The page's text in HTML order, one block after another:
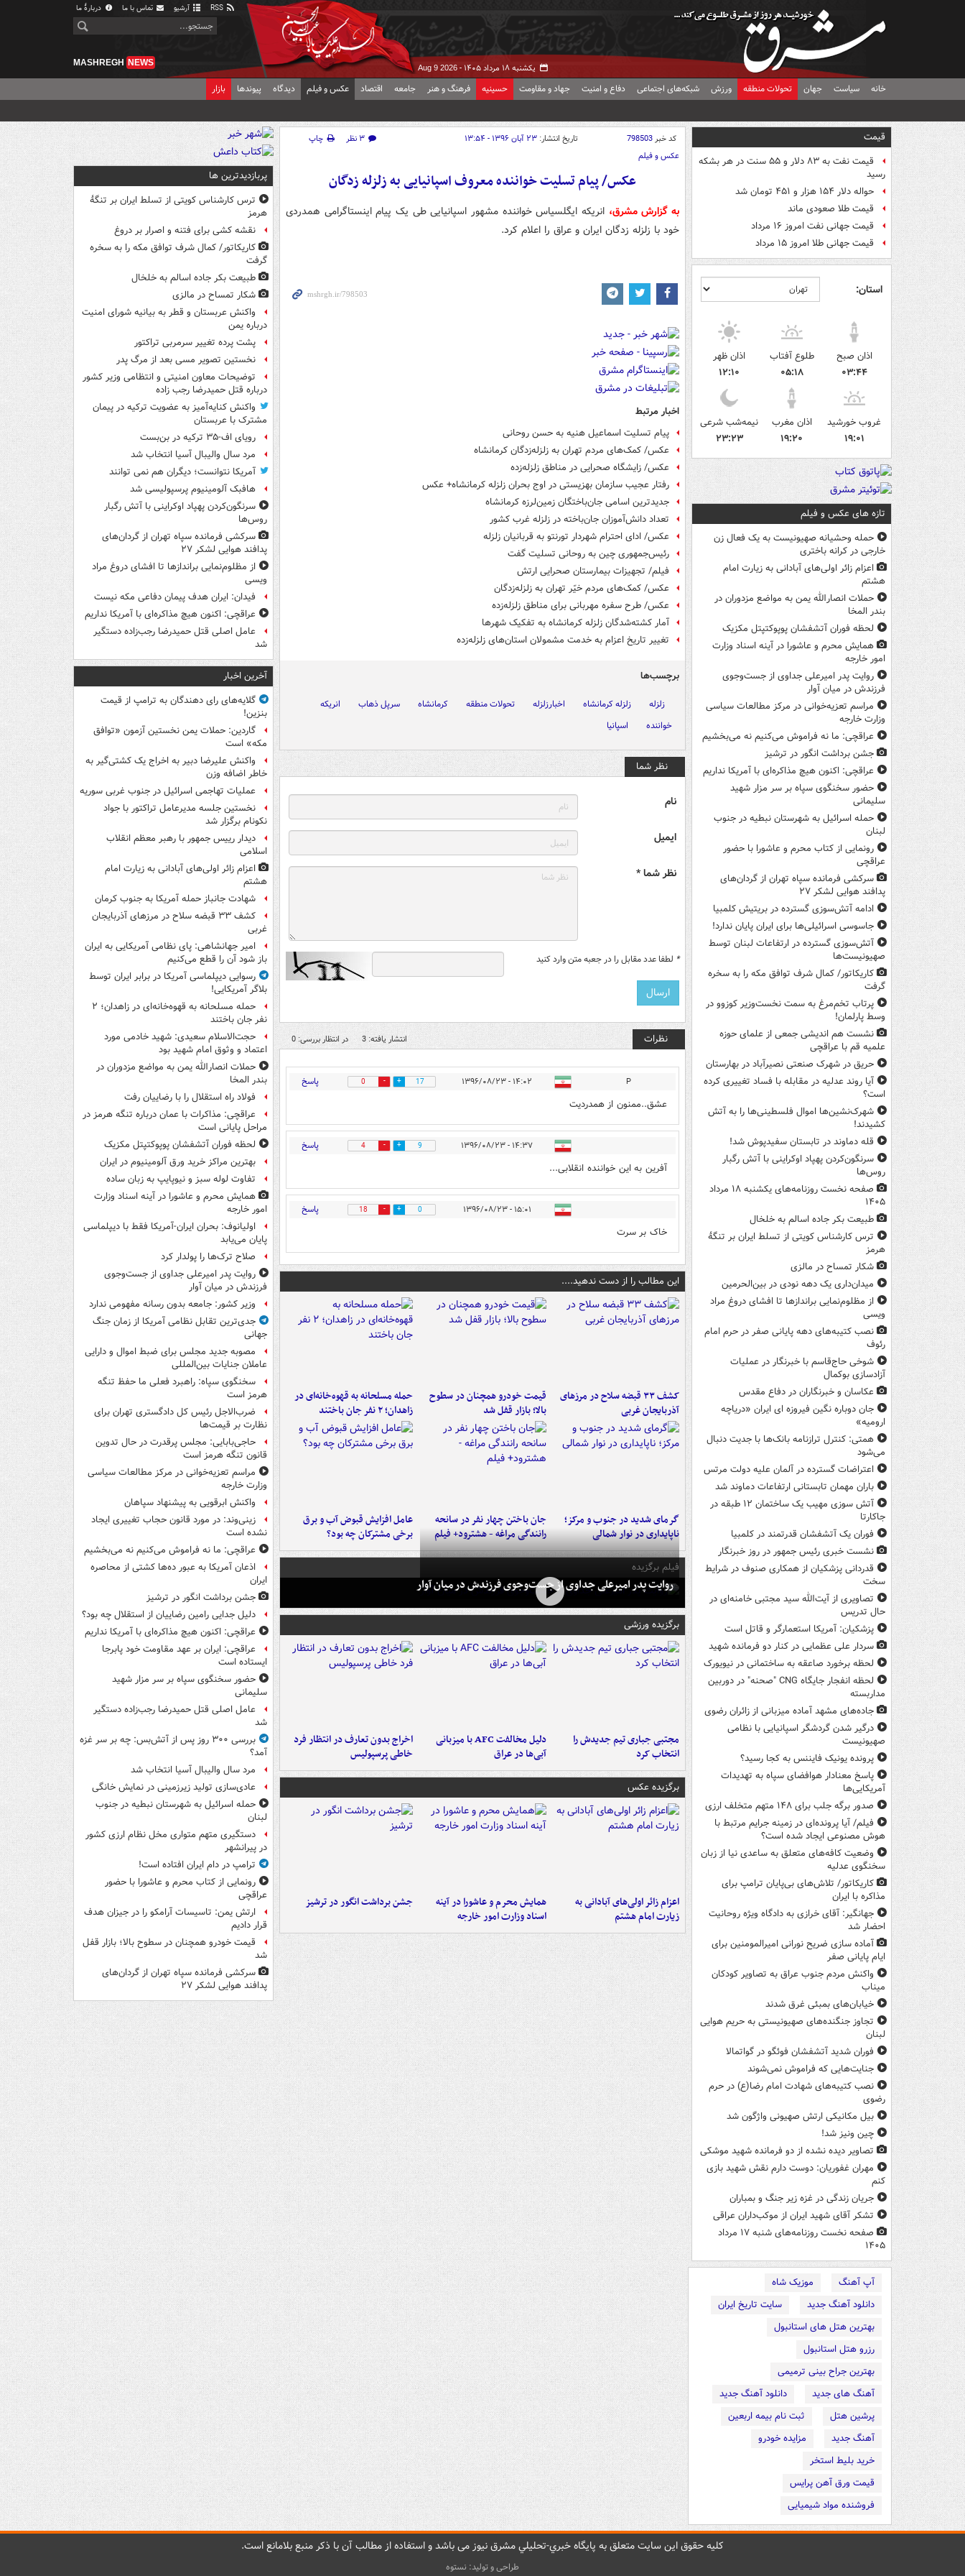
آرشیو تماس با ما دربارهٔ ما
یکشنبه ۱۸ مرداد ۱۴۰۵ - Aug 9 2026
MASHREGH NEWS
خانه سیاست جهان تحولات منطقه ورزش شبکه‌های اجتماعی دفاع و امنیت جهاد و مقاومت حسینیه فرهنگ و هنر جامعه اقتصاد عکس و فیلم دیدگاه پیوندها بازار
قیمت
قیمت نفت به ۸۳ دلار و ۵۵ سنت در هر بشکه
رسید
حواله دلار ۱۵۴ هزار و ۴۵۱ تومان شد
قیمت طلا صعودی ماند
قیمت جهانی نفت امروز ۱۶ مرداد
قیمت جهانی طلا امروز ۱۵ مرداد
استان:
اذان صبح
۰۳:۴۴
طلوع آفتاب
۰۵:۱۸
اذان ظهر
۱۲:۱۰
غروب خورشید
۱۹:۰۱
اذان مغرب
۱۹:۲۰
نیمه‌شب شرعی
۲۳:۲۳
تازه های عکس و فیلم
حمله وحشیانه صهیونیست به یک فعال زن
خارجی در کرانه باختری
اعزام زائر اولی‌های آبادانی به زیارت امام
هشتم
حملات انصارالله یمن به مواضع مزدوران در
بندر المخا
لحظه فوران آتشفشان پوپوکتپتل مکزیک
همایش محرم و عاشورا در آینه اسناد وزارت
امور خارجه
روایت پدر امیرعلی جداوی از جست‌وجوی
فرزندش در میان آوار
مراسم تعزیه‌خوانی در مرکز مطالعات سیاسی
وزارت خارجه
عراقچی: ما نه فراموش می‌کنیم نه می‌بخشیم
جشن برداشت انگور در ترشیز
عراقچی: اکنون هیچ مذاکره‌ای با آمریکا نداریم
حضور سخنگوی سپاه بر سر مزار شهید
سلیمانی
حمله اسرائیل به شهرستان نبطیه در جنوب
لبنان
رونمایی از کتاب محرم و عاشورا با حضور
عراقچی
سرکشی فرمانده سپاه تهران از گردان‌های
پدافند هوایی لشکر ۲۷
ادامه آتش‌سوزی گسترده در بریتیش کلمبیا
جاسوسی اسرائیلی‌ها برای ایران پایان ندارد!
آتش‌سوزی گسترده در ارتفاعات لبنان توسط
صهیونیست‌ها
کاریکاتور/ کمال شرف توافق مکه را به سخره
گرفت
پرتاب تخم‌مرغ به سمت نخست‌وزیر کوزوو در
وسط پارلمان!
نشست هم اندیشی جمعی از علمای حوزه
علمیه قم با عراقچی
حریق در شهرک صنعتی نصیرآباد در بهارستان
آیا روند عدلیه در مقابله با فساد تغییری کرده
است؟
شهرک‌نشین‌ها اموال فلسطینی‌ها را به آتش
کشیدند!
قله دماوند در تابستان سفیدپوش شد!
سرنگون‌کردن پهپاد اوکراینی با آتش رگبار
روس‌ها
صفحه نخست روزنامه‌های یکشنبه ۱۸ مرداد
۱۴۰۵
طبیعت بکر جاده اسالم به خلخال
ترس کارشناس کویتی از تسلط ایران بر تنگۀ
هرمز
شکار تمساح در مالزی
میدان‌داری یک دهه نودی در بین‌الحرمین
از مظلوم‌نمایی براندازها تا افشای دروغ مراد
ویسی
نصب کتیبه‌های دهه پایانی صفر در حرم امام
رئوف
شوخی حاج‌قاسم با خبرنگار در عملیات
آزادسازی بوکمال
عکاسان و خبرنگاران در دفاع مقدس
جان دوباره نگین فیروزه ای ایران «دریاچه
ارومیه»
همتی: کنترل ترازنامه بانک‌ها با جدیت دنبال
می‌شود
اعتراضات گسترده در آلمان علیه دولت مرتس
باران مهمان تابستانی ارتفاعات دماوند شد
آتش سوزی مهیب یک ساختمان ۱۲ طبقه در
جاکارتا
فوران یک آتشفشان قدرتمند در کلمبیا
نشست خبری رئیس جمهور در روز خبرنگار
قدردانی پزشکیان از همکاری صنوف در شرایط
سخت
تصاویری از آیت‌الله سید مجتبی خامنه‌ای در
حال تدریس
پزشکیان: آمریکا استعمارگر و قاتل است
سردار علی عظمایی در کنار دو فرمانده شهید
لحظه برخورد صاعقه به ساختمانی در نیویورک
لحظه انفجار جایگاه CNG "صحنه" در دوربین
مداربسته
جاده‌های مشهد آماده میزبانی از زائران رضوی
درگیر شدن گردشگر اسپانیایی با نظامی
صهیونیست
پرونده یونیک فایننس به کجا رسید؟
پاسخ معنادار هوافضای سپاه به تهدیدات
آمریکایی‌ها
صدور برگه جلب برای ۱۴۸ متهم متخلف ارزی
فیلم/ آیا پرونده‌ای در زمینه جرایم مرتبط با
هوش مصنوعی ایجاد شده است؟
وضعیت کافه‌های متعلق به ساعدی نیا از زبان
سخنگوی عدلیه
کاریکاتور/ تلاش‌های بی‌پایان ترامپ برای
مذاکره با ایران
جهانگیر: آقای خرازی به دادگاه ویژه روحانیت
احضار شد
آماده سازی ضریح نورانی امیرالمومنین برای
ایام پایانی صفر
واکنش مردم جنوب عراق به تصاویر کودکان
میناب
خیابان‌های بمبئی غرق شدند
تجاوز جنگنده‌های صهیونیستی به حریم هوایی
لبنان
فوران شدید آتشفشان فوئگو در گواتمالا
جنایت‌هایی که فراموش نمی‌شوند
نصب کتیبه‌های شهادت امام رضا(ع) در حرم
رضوی
بیل مکانیکی ارتش صهیونی واژگون شد
چین ونیز شد!
تصاویر دیده‌ نشده از دو فرمانده شهید موشکی
مهران غفوریان: دوست دارم نقش شهید بازی
کنم
جریان زندگی در غزه زیر جنگ و بمباران
تشکر آقای شهید ایران از موکب‌داران عراقی
صفحه نخست روزنامه‌های شنبه ۱۷ مرداد
۱۴۰۵
آپ آهنگ
موزیک شاه
دانلود آهنگ جدید
سایت تاریخ ایران
بهترین هتل های استانبول
رزرو هتل استانبول
بهترین جراح بینی ترمیمی
آهنگ های جدید
دانلود آهنگ جدید
پرشین هتل
ثبت نام بیمه اربعین
آهنگ جدید
مزایده خودرو
خرید بلیط استخر
قیمت ورق آهن پرایس
فروشنده مواد شیمیایی
کد خبر798503 تاریخ انتشار: ۲۳ آبان ۱۳۹۶ - ۱۳:۵۴ ۳ نظر
چاپ
عکس و فیلم
عکس/ پیام تسلیت خواننده معروف اسپانیایی به زلزله زدگان
به گزارش مشرق، انریکه ایگلسیاس خواننده مشهور اسپانیایی طی یک پیام اینستاگرامی همدردی
خود با زلزله زدگان ایران و عراق را اعلام کرد.
اخبار مرتبط
پیام تسلیت اسماعیل هنیه به حسن روحانی
عکس/ کمک‌های مردم تهران به زلزله‌زدگان کرمانشاه
عکس/ زایشگاه صحرایی در مناطق زلزله‌زده
رفتار عجیب سازمان بهزیستی در اوج بحران زلزله کرمانشاه+ عکس
جدیدترین اسامی جان‌باختگان زمین‌لرزه کرمانشاه
تعداد دانش‌آموزان جان‌باخته در زلزله غرب کشور
عکس/ ادای احترام شهردار تورنتو به قربانیان زلزله
رئیس‌جمهوری چین به روحانی تسلیت گفت
فیلم/ تجهیزات بیمارستان صحرایی ارتش
عکس/ کمک‌های مردم خیّر تهران به زلزله‌زدگان
عکس/ طرح سفره مهربانی برای مناطق زلزله‌زده
آمار کشته‌شدگان زلزله کرمانشاه به تفکیک شهرها
تغییر تاریخ اعزام به خدمت مشمولان استان‌های زلزله‌زده
برچسب‌ها
زلزله زلزله کرمانشاه اخبارزلزله تحولات منطقه کرمانشاه سرپل ذهاب
انریکه
خواننده
اسپانیا
نظر شما
نام
ایمیل
نظر شما *
* لطفا عدد مقابل را در جعبه متن وارد کنید
نظرات انتشار یافته: 3 در انتظار بررسی: 0
P ۱۴:۰۲ - ۱۳۹۶/۰۸/۲۳ 17
0 پاسخ
عشق..ممنون از همدردیت
۱۴:۳۷ - ۱۳۹۶/۰۸/۲۳ 9
4 پاسخ
آفرین به این خواننده انقلابی...
۱۵:۰۱ - ۱۳۹۶/۰۸/۲۳ 0
18 پاسخ
خاک بر سرت
این مطالب را از دست ندهید....
کشف ۳۳ قبضه سلاح در مرزهای
آذربایجان غربی
قیمت خودرو همچنان در سطوح
بالا؛ بازار قفل شد
حمله مسلحانه به قهوه‌خانه‌ای در
زاهدان؛ ۲ نفر جان باختند
گرمای شدید در جنوب و مرکز؛
ناپایداری در نوار شمالی
جان باختن چهار نفر در سانحه
رانندگی مراغه - هشترود+ فیلم
عامل افزایش قبوض آب و برق
برخی مشترکان چه بود؟
فیلم برگزیده
روایت پدر امیرعلی جداوی از جست‌وجوی فرزندش در میان آوار
برگزیده ورزشی
مجتبی جباری تیم جدیدش را
انتخاب کرد
دلیل مخالفت AFC با میزبانی
آبی‌ها در عراق
اخراج بدون تعارف در انتظار فرد
خاطی پرسپولیس
برگزیده عکس
اعزام زائر اولی‌های آبادانی به
زیارت امام هشتم
همایش محرم و عاشورا در آینه
اسناد وزارت امور خارجه
جشن برداشت انگور در ترشیز
پربازدیدترین ها
ترس کارشناس کویتی از تسلط ایران بر تنگۀ
هرمز
نقشه کشی برای فتنه و اصرار بر دروغ
کاریکاتور/ کمال شرف توافق مکه را به سخره
گرفت
طبیعت بکر جاده اسالم به خلخال
شکار تمساح در مالزی
واکنش عربستان و قطر به بیانیه شورای امنیت
درباره یمن
پشت پرده تغییر سرمربی تراکتور
نخستین تصویر مسی بعد از مرگ پدر
توضیحات معاون امنیتی و انتظامی وزیر کشور
درباره قتل حمیدرضا رجب زاده
واکنش کنایه‌آمیز به عضویت ترکیه در پیمان
مشترک با عربستان
رویای اف-۳۵ ترکیه در بن‌بست
مرد سال والیبال آسیا انتخاب شد
آمریکا نتوانست؛ دیگران هم نمی توانند
هافبک آلومینیوم پرسپولیسی شد
سرنگون‌کردن پهپاد اوکراینی با آتش رگبار
روس‌ها
سرکشی فرمانده سپاه تهران از گردان‌های
پدافند هوایی لشکر ۲۷
از مظلوم‌نمایی براندازها تا افشای دروغ مراد
ویسی
فیدان: ایران هدف پیمان دفاعی مکه نیست
عراقچی: اکنون هیچ مذاکره‌ای با آمریکا نداریم
عامل اصلی قتل حمیدرضا رجب‌زاده دستگیر
شد
آخرین اخبار
گلایه‌های رای دهندگان به ترامپ از قیمت
بنزین!
گاردین: حملات یمن نخستین آزمون «توافق
مکه» است
واکنش علیرضا دبیر به اخراج یک کشتی‌گیر به
خاطر اضافه وزن
عملیات تهاجمی اسرائیل در جنوب غربی سوریه
نخستین جلسه مدیرعامل تراکتور با جواد
نکونام برگزار شد
دیدار رییس جمهور با رهبر معظم انقلاب
اسلامی
اعزام زائر اولی‌های آبادانی به زیارت امام
هشتم
شهادت جانباز حمله آمریکا به جنوب کرمان
کشف ۳۳ قبضه سلاح در مرزهای آذربایجان
غربی
امیر جهانشاهی: پای نظامی آمریکایی به ایران
باز شود آن را قطع می‌کنیم
رسوایی دیپلماسی آمریکا در برابر ایران توسط
بلاگر آمریکایی!
حمله مسلحانه به قهوه‌خانه‌ای در زاهدان؛ ۲
نفر جان باختند
حجت‌الاسلام سعیدی: شهید خادمی مورد
اعتماد و وثوق امام شهید بود
حملات انصارالله یمن به مواضع مزدوران در
بندر المخا
فولاد راه استقلال را با رضاییان رفت
عراقچی: مذاکرات با عمان درباره تنگه هرمز در
مراحل پایانی است
لحظه فوران آتشفشان پوپوکتپتل مکزیک
بهترین مراکز خرید ورق آلومینیوم در ایران
تفاوت لوله سبز و نیوپایپ به زبان ساده
همایش محرم و عاشورا در آینه اسناد وزارت
امور خارجه
اولیانوف: بحران ایران-آمریکا فقط با دیپلماسی
پایان می‌یابد
صلاح ترک‌ها را پولدار کرد
روایت پدر امیرعلی جداوی از جست‌وجوی
فرزندش در میان آوار
وزیر کشور: جامعه بدون رسانه مفهومی ندارد
جدی‌ترین تقابل نظامی آمریکا از زمان جنگ
جهانی
مصوبه جدید مجلس برای ضبط اموال و دارایی
عاملان جنایات بین‌المللی
سخنگوی سپاه: راهبرد فعلی ما حفظ تنگه
هرمز است
ضرب‌الاجل رئیس کل دادگستری تهران برای
نظارت بر قیمت‌ها
حاجی‌بابایی: مجلس پرقدرت در حال تدوین
قانون تنگه هرمز است
مراسم تعزیه‌خوانی در مرکز مطالعات سیاسی
وزارت خارجه
واکنش ابرقویی به پیشنهاد سپاهان
زینی‌وند: در مورد قانون حجاب تغییری ایجاد
نشده است
عراقچی: ما نه فراموش می‌کنیم نه می‌بخشیم
اذعان آمریکا به عبور ده‌ها کشتی از محاصره
ایران
جشن برداشت انگور در ترشیز
دلیل جدایی رامین رضاییان از استقلال چه بود؟
عراقچی: اکنون هیچ مذاکره‌ای با آمریکا نداریم
عراقچی: ایران بر عهد مقاومت خود پابرجا
ایستاده است
حضور سخنگوی سپاه بر سر مزار شهید
سلیمانی
عامل اصلی قتل حمیدرضا رجب‌زاده دستگیر
شد
بررسی ۳۰۰ روز پس از آتش‌بس: چه بر سر غزه
آمد؟
مرد سال والیبال آسیا انتخاب شد
عادی‌سازی تولید زیرزمینی در نمایش خانگی
حمله اسرائیل به شهرستان نبطیه در جنوب
لبنان
دستگیری متهم متواری مخل نظام ارزی کشور
در پیرانشهر
ترامپ در دام ایران افتاده است!
رونمایی از کتاب محرم و عاشورا با حضور
عراقچی
ارتش یمن: تاسیسات آرامکو را در جیزان هدف
قرار دادیم
قیمت خودرو همچنان در سطوح بالا؛ بازار قفل
شد
سرکشی فرمانده سپاه تهران از گردان‌های
پدافند هوایی لشکر ۲۷
کليه حقوق اين سايت متعلق به پایگاه خبري-تحليلي مشرق نيوز می باشد و استفاده از مطالب آن با ذکر منبع بلامانع است.
طراحی و تولید: نستوه